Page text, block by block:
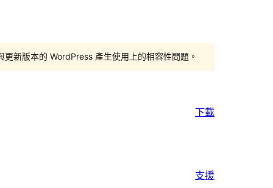
新版本的 WordPress 產生使用上的相容性問題。
下載
支援